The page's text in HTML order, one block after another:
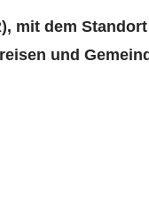
mit dem
und